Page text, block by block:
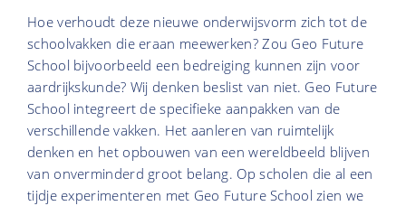
Hoe verhoudt deze nieuwe onderwijsvorm zich tot de
schoolvakken die eraan meewerken? Zou Geo Future
School bijvoorbeeld een bedreiging kunnen zijn voor
aardrijkskunde? Wij denken beslist van niet. Geo Future
School integreert de specifieke aanpakken van de
verschillende vakken. Het aanleren van ruimtelijk
denken en het opbouwen van een wereldbeeld blijven
van onverminderd groot belang. Op scholen die al een
tijdje experimenteren met Geo Future School zien we